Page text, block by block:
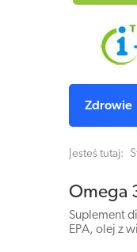
Zdrowie
Jesteś tutaj:
Omega
Suplement
EPA, olej z